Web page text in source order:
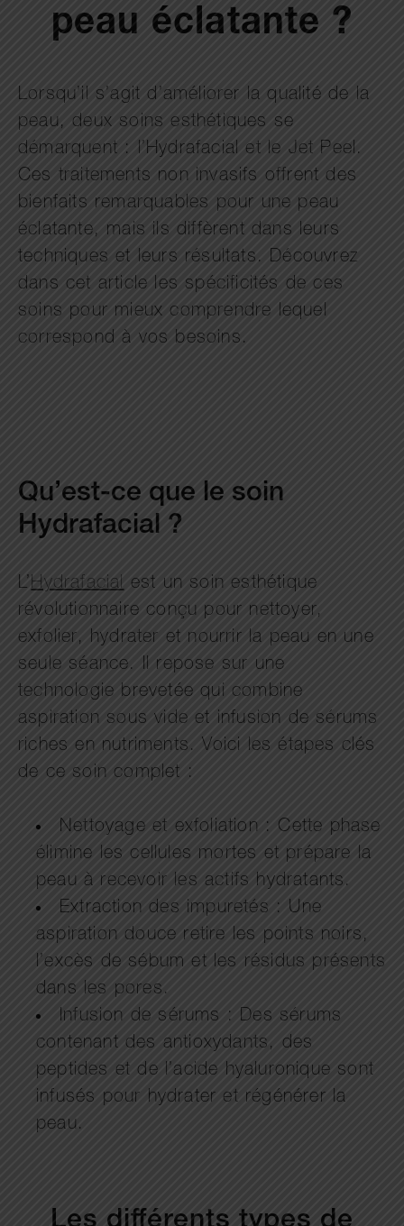
peau éclatante ?
Lorsqu’il s’agit d’améliorer la qualité de la
peau, deux soins esthétiques se
démarquent : l’Hydrafacial et le Jet Peel.
Ces traitements non invasifs offrent des
bienfaits remarquables pour une peau
éclatante, mais ils diffèrent dans leurs
techniques et leurs résultats. Découvrez
dans cet article les spécificités de ces
soins pour mieux comprendre lequel
correspond à vos besoins.
Qu’est-ce que le soin
Hydrafacial ?
L’Hydrafacialest un soin esthétique
révolutionnaire conçu pour nettoyer,
exfolier, hydrater et nourrir la peau en une
seule séance. Il repose sur une
technologie brevetée qui combine
aspiration sous vide et infusion de sérums
riches en nutriments. Voici les étapes clés
de ce soin complet :
Nettoyage et exfoliation : Cette phase
élimine les cellules mortes et prépare la
peau à recevoir les actifs hydratants.
Extraction des impuretés : Une
aspiration douce retire les points noirs,
l’excès de sébum et les résidus présents
dans les pores.
Infusion de sérums : Des sérums
contenant des antioxydants, des
peptides et de l’acide hyaluronique sont
infusés pour hydrater et régénérer la
peau.